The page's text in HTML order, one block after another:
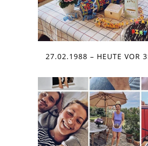
27.02.1988 – HEUTE VOR